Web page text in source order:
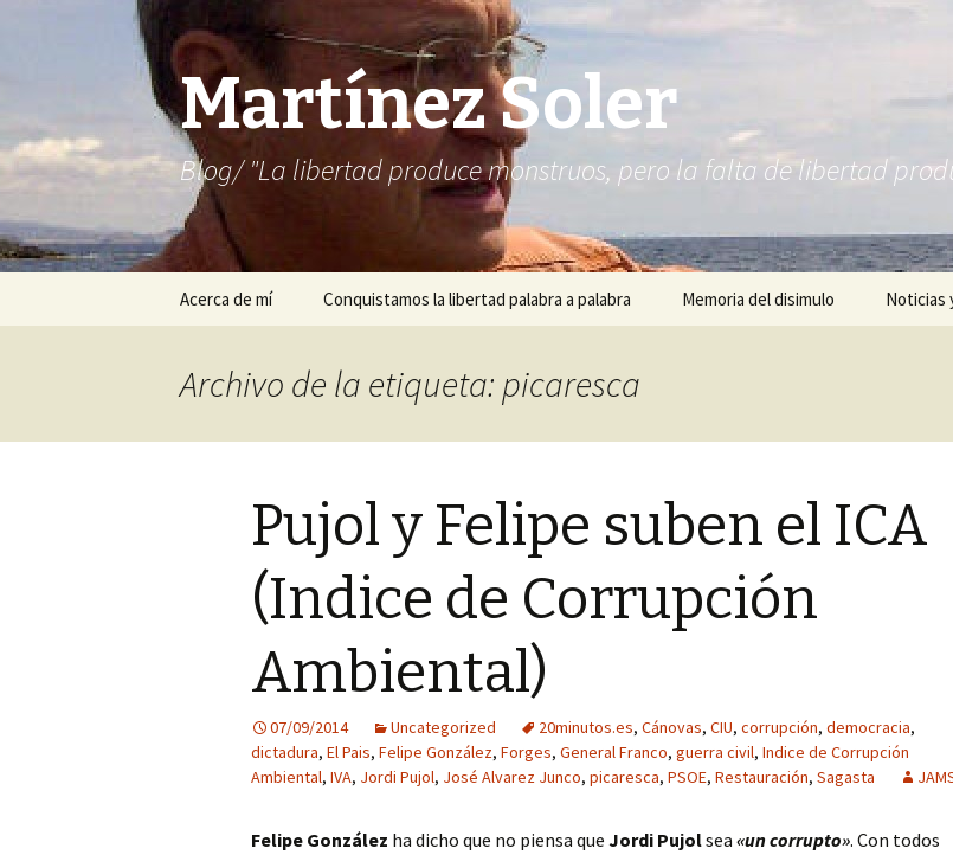
Martínez Soler
Blog/ "La libertad produce monstruos, pero la falta de libertad
Saltar
Acerca de mí Conquistamos la libertad palabra a palabra Memoria del disimulo Noticias
Archivo de la etiqueta: picaresca
Pujol y Felipe suben el ICA
(Indice de Corrupción
Ambiental)
07/09/2014 Uncategorized 20minutos.es, Cánovas, CIU, corrupción, democracia,
dictadura, El Pais, Felipe González, Forges, General Franco, guerra civil, Indice de Corrupción
Ambiental, IVA, Jordi Pujol, José Alvarez Junco, picaresca, PSOE, Restauración, Sagasta
Felipe González ha dicho que no piensa que Jordi Pujolsea «un corrupto». Con todos